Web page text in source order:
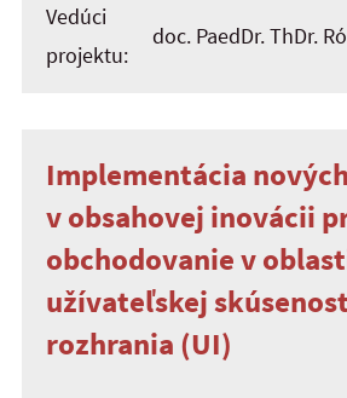
Vedúci
projektu:
doc. PaedDr. ThDr.
Implementácia
v obsahovej inovácii
obchodovanie v
užívateľskej
rozhrania (UI)